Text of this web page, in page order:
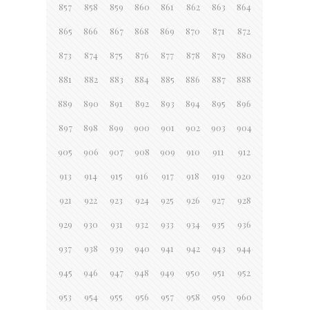
857 858 859 860 861 862 863 864
865 866 867 868 869 870 871 872
873 874 875 876 877 878 879 880
881 882 883 884 885 886 887 888
889 890 891 892 893 894 895 896
897 898 899 900 901 902 903 904
905 906 907 908 909 910 911 912
913 914 915 916 917 918 919 920
921 922 923 924 925 926 927 928
929 930 931 932 933 934 935 936
937 938 939 940 941 942 943 944
945 946 947 948 949 950 951 952
953 954 955 956 957 958 959 960